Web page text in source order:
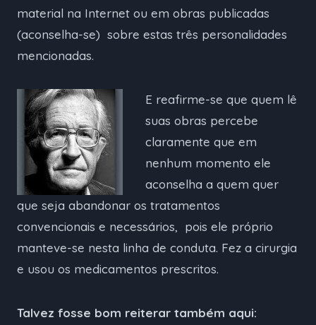
material na Internet ou em obras publicadas
(aconselha-se) sobre estas três personalidades
mencionadas.
E reafirme-se que quem lê
suas obras percebe
claramente que em
nenhum momento ele
aconselha a quem quer
que seja abandonar os tratamentos
convencionais e necessários, pois ele próprio
manteve-se nesta linha de conduta. Fez a cirurgia
e usou os medicamentos prescritos.
Talvez fosse bom reiterar também aqui: